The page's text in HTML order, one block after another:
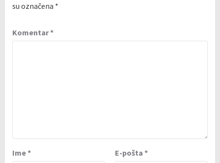
su označena *
Komentar*
Ime* E-pošta *